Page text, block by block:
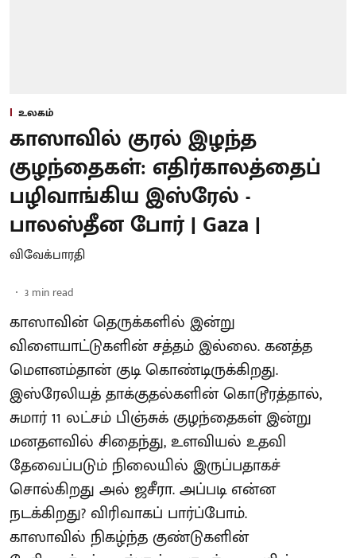
உலகம்
காஸாவில் குரல் இழந்த
குழந்தைகள்: எதிர்காலத்தைப்
பழிவாங்கிய இஸ்ரேல் -
பாலஸ்தீன போர் | Gaza |
விவேக்பாரதி
3 min read
காஸாவின் தெருக்களில் இன்று
விளையாட்டுகளின் சத்தம் இல்லை. கனத்த
மௌனம்தான் குடி கொண்டிருக்கிறது.
இஸ்ரேலியத் தாக்குதல்களின் கொடூரத்தால்,
சுமார் 11 லட்சம் பிஞ்சுக் குழந்தைகள் இன்று
மனதளவில் சிதைந்து, உளவியல் உதவி
தேவைப்படும் நிலையில் இருப்பதாகச்
சொல்கிறது அல் ஜசீரா. அப்படி என்ன
நடக்கிறது? விரிவாகப் பார்ப்போம்.
காஸாவில் நிகழ்ந்த குண்டுகளின்